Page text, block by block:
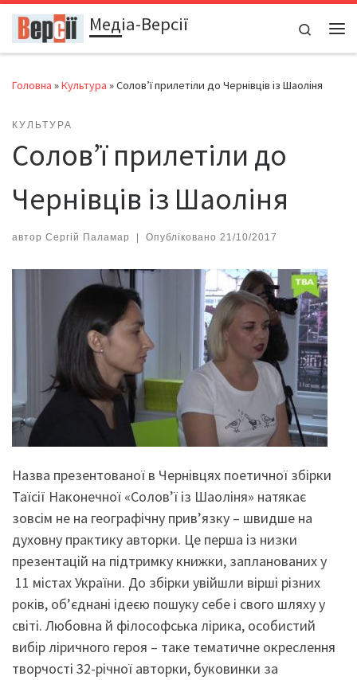
Перейти до вмістуМедіа-Версії
Search
Головна »Культура »Солов’ї прилетіли до Чернівців із Шаоліня
КУЛЬТУРА
Солов’ї прилетіли до
Чернівців із Шаоліня
автор Сергій Паламар | Опубліковано 21/10/2017
Назва презентованої в Чернівцях поетичної збірки
Таїсії Наконечної «Солов’ї із Шаоліня» натякає
зовсім не на географічну прив’язку – швидше на
духовну практику авторки. Це перша із низки
презентацій на підтримку книжки, запланованих у
11 містах України. До збірки увійшли вірші різних
років, об’єднані ідеєю пошуку себе і свого шляху у
світі. Любовна й філософська лірика, особистий
вибір ліричного героя – таке тематичне окреслення
творчості 32-річної авторки, буковинки за